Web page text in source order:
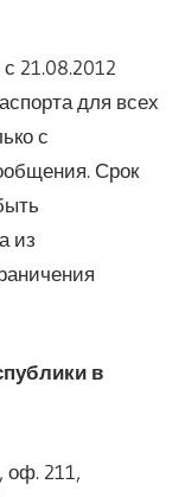
21.08.2012
для всех
с
Срок
из
в
оф. 211,